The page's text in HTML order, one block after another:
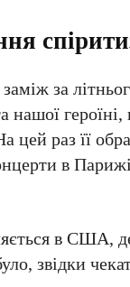
за
цей раз її
в
в США,
звідки